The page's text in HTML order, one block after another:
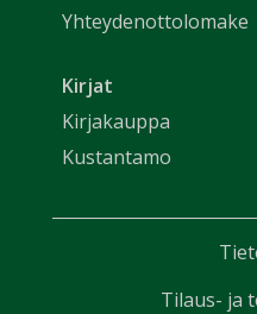
Yhteydenottolomake
Kirjat
Kirjakauppa
Kustantamo
Tilaus- ja